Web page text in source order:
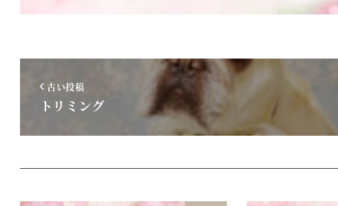
古い投稿
トリミング